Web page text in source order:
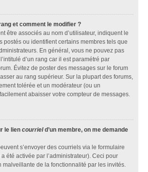
et comment le modifier ?
être associés au nom d’utilisateur, indiquent le
postés ou identifient certains membres tels que
En général, vous ne pouvez pas
d’un rang car il est paramétré par
Évitez de poster des messages sur le forum
au rang supérieur. Sur la plupart des forums,
tolérée et un modérateur (ou un
abaisser votre compteur de messages.
le lien courrield’un membre, on me demande
s’envoyer des courriels via le formulaire
été activée par l’administrateur). Ceci pour
malveillante de la fonctionnalité par les invités.